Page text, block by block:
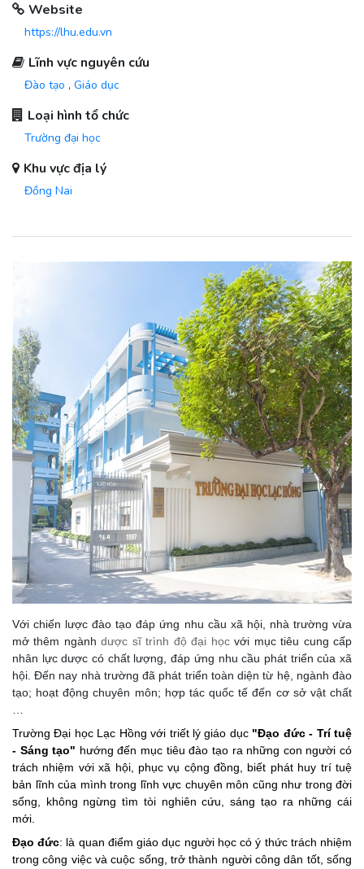
Website
https://lhu.edu.vn
Lĩnh vực nguyên cứu
Đào tạo , Giáo dục
Loại hình tổ chức
Trường đại học
Khu vực địa lý
Đồng Nai
Với chiến lược đào tạo đáp ứng nhu cầu xã hội, nhà trường vừa
mở thêm ngànhdược sĩ trình độ đại họcvới mục tiêu cung cấp
nhân lực dược có chất lượng, đáp ứng nhu cầu phát triển của xã
hội. Đến nay nhà trường đã phát triển toàn diện từ hệ, ngành đào
tạo; hoạt động chuyên môn; hợp tác quốc tế đến cơ sở vật chất
Trường Đại học Lạc Hồng với triết lý giáo dục "Đạo đức - Trí tuệ
- Sáng tạo" hướng đến mục tiêu đào tạo ra những con người có
trách nhiệm với xã hội, phục vụ cộng đồng, biết phát huy trí tuệ
bản lĩnh của mình trong lĩnh vực chuyên môn cũng như trong đời
sống, không ngừng tìm tòi nghiên cứu, sáng tạo ra những cái
mới.
Đạo đức: là quan điểm giáo dục người học có ý thức trách nhiệm
trong công việc và cuộc sống, trở thành người công dân tốt, sống